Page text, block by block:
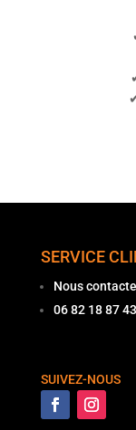
SERVICE
Nous
06 82 18 87 43
SUIVEZ-NOUS